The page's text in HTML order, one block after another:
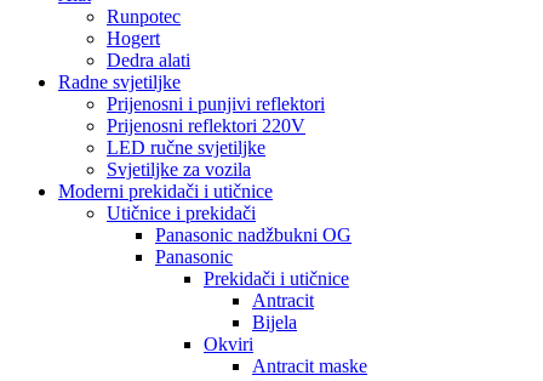
Runpotec
Hogert
Dedra alati
Radne svjetiljke
Prijenosni i punjivi reflektori
Prijenosni reflektori 220V
LED ručne svjetiljke
Svjetiljke za vozila
Moderni prekidači i utičnice
Utičnice i prekidači
Panasonic nadžbukni OG
Panasonic
Prekidači i utičnice
Antracit
Bijela
Okviri
Antracit maske